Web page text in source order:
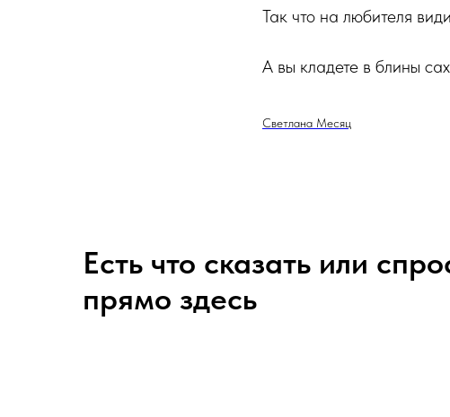
Так что на любителя
А вы кладете в блины
Светлана Месяц
Есть что сказать или
прямо здесь